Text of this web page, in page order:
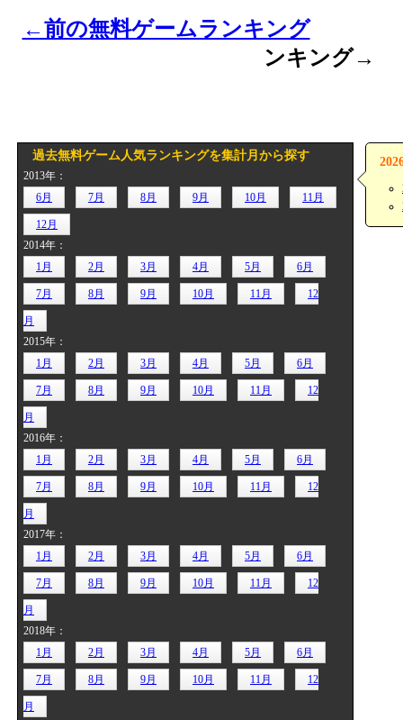
←前の無料ゲームランキング次の
ンキング→
過去無料ゲーム人気ランキングを集計月から探す
2013年：
6月
7月 8月 9月 10月 11月
12月
2014年：
1月
2月 3月 4月 5月 6月
7月 8月 9月 10月 11月 12
月
2015年：
1月
2月 3月 4月 5月 6月
7月 8月 9月 10月 11月 12
月
2016年：
1月
2月 3月 4月 5月 6月
7月 8月 9月 10月 11月 12
月
2017年：
1月
2月 3月 4月 5月 6月
7月 8月 9月 10月 11月 12
月
2018年：
1月
2月 3月 4月 5月 6月
7月 8月 9月 10月 11月 12
月